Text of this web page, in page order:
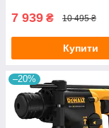
7 939 ₴ 10 495 ₴
Купити
–20%